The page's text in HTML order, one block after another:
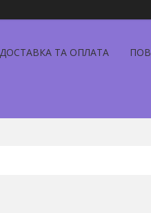
ДОСТАВКА ТА ОПЛАТА